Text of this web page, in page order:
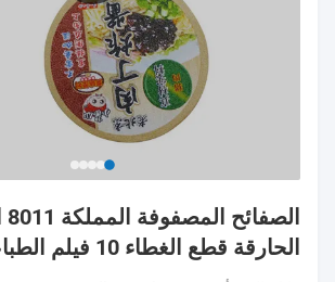
الحارقة قطع الغطاء 10 فيلم الطباعة الملونة